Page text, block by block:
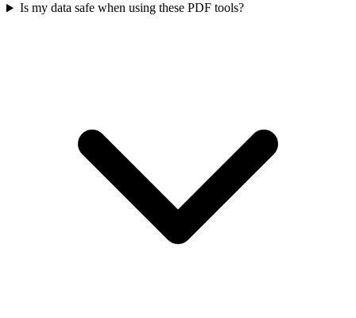
Is my data safe when using these PDF tools?